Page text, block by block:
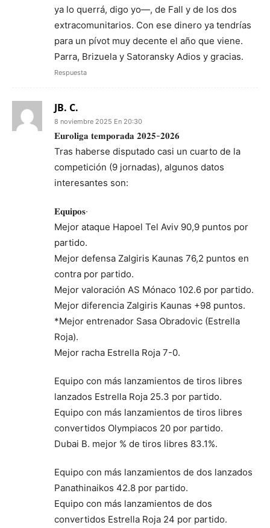
ya lo querrá, digo yo—, de Fall y de los dos
extracomunitarios. Con ese dinero ya tendrías
para un pívot muy decente el año que viene.
Parra, Brizuela y Satoransky Adios y gracias.
Respuesta
JB. C.
8 noviembre 2025 En 20:30
𝐄𝐮𝐫𝐨𝐥𝐢𝐠𝐚 𝐭𝐞𝐦𝐩𝐨𝐫𝐚𝐝𝐚 𝟐𝟎𝟐𝟓-𝟐𝟎𝟐𝟔
Tras haberse disputado casi un cuarto de la
competición (9 jornadas), algunos datos
interesantes son:
𝐄𝐪𝐮𝐢𝐩𝐨𝐬‧
Mejor ataque Hapoel Tel Aviv 90,9 puntos por
partido.
Mejor defensa Zalgiris Kaunas 76,2 puntos en
contra por partido.
Mejor valoración AS Mónaco 102.6 por partido.
Mejor diferencia Zalgiris Kaunas +98 puntos.
*Mejor entrenador Sasa Obradovic (Estrella
Roja).
Mejor racha Estrella Roja 7-0.
Equipo con más lanzamientos de tiros libres
lanzados Estrella Roja 25.3 por partido.
Equipo con más lanzamientos de tiros libres
convertidos Olympiacos 20 por partido.
Dubai B. mejor % de tiros libres 83.1%.
Equipo con más lanzamientos de dos lanzados
Panathinaikos 42.8 por partido.
Equipo con más lanzamientos de dos
convertidos Estrella Roja 24 por partido.